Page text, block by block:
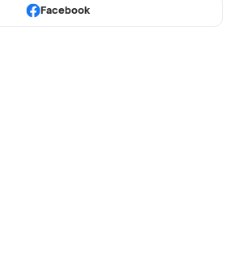
Facebook